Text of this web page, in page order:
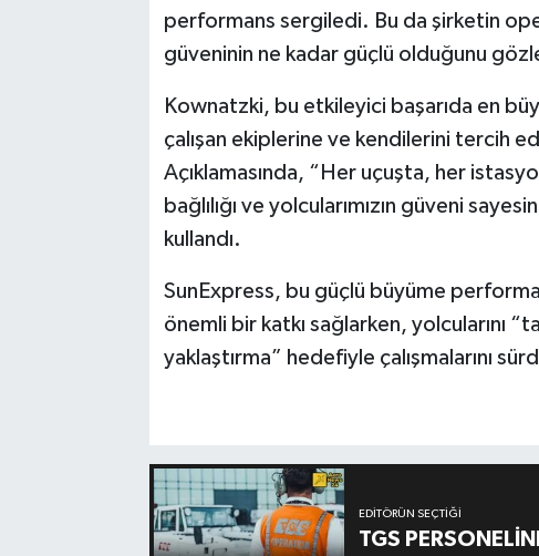
performans sergiledi. Bu da şirketin
güveninin ne kadar güçlü olduğunu
Kownatzki, bu etkileyici başarıda en
çalışan ekiplerine ve kendilerini tercih
Açıklamasında, “Her uçuşta, her
bağlılığı ve yolcularımızın güveni
kullandı.
SunExpress, bu güçlü büyüme
önemli bir katkı sağlarken, yolcularını
yaklaştırma” hedefiyle çalışmalarını
EDITÖRÜN SEÇTIĞI
TGS